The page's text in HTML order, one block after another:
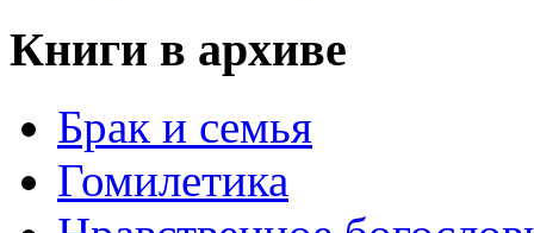
Книги в архиве
Брак и семья
Гомилетика